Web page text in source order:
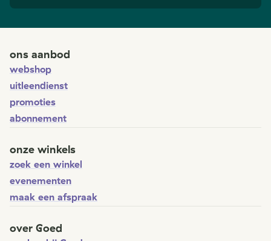
ons aanbod
webshop
uitleendienst
promoties
abonnement
onze winkels
zoek een winkel
evenementen
maak een afspraak
over Goed